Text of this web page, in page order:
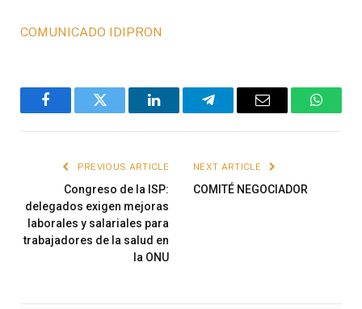
COMUNICADO IDIPRON
FacebookTwitter LinkedInTelegramEmail
PREVIOUS ARTICLE
Congreso de la ISP:
delegados exigen mejoras
laborales y salariales para
trabajadores de la salud en
la ONU
NEXT ARTICLE
COMITÉ NEGOCIADOR